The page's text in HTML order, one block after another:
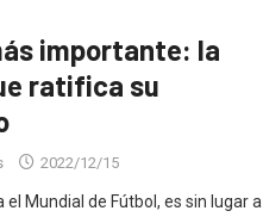
importante: la
ratifica su
2022/12/15
el Mundial de Fútbol, es sin lugar a